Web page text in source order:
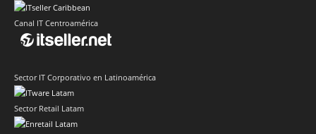
Canal IT Centroamérica
Sector IT Corporativo en Latinoamérica
Sector Retail Latam